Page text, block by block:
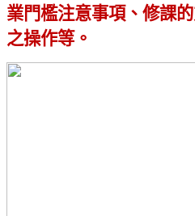
業門檻注意事項、修課
之操作等。